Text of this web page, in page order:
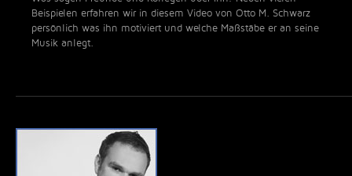
Beispielen erfahren wir in diesem Video von Otto M. Schwarz
persönlich was ihn motiviert und welche Maßstäbe er an seine
Musik anlegt.